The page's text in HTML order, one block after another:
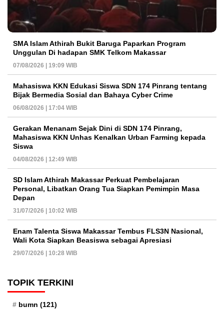
SMA Islam Athirah Bukit Baruga Paparkan Program
Unggulan Di hadapan SMK Telkom Makassar
07/08/2026 | 19:09 WIB
Mahasiswa KKN Edukasi Siswa SDN 174 Pinrang tentang
Bijak Bermedia Sosial dan Bahaya Cyber Crime
06/08/2026 | 17:04 WIB
Gerakan Menanam Sejak Dini di SDN 174 Pinrang,
Mahasiswa KKN Unhas Kenalkan Urban Farming kepada
Siswa
04/08/2026 | 12:49 WIB
SD Islam Athirah Makassar Perkuat Pembelajaran
Personal, Libatkan Orang Tua Siapkan Pemimpin Masa
Depan
31/07/2026 | 10:02 WIB
Enam Talenta Siswa Makassar Tembus FLS3N Nasional,
Wali Kota Siapkan Beasiswa sebagai Apresiasi
29/07/2026 | 10:28 WIB
TOPIK TERKINI
bumn (121)